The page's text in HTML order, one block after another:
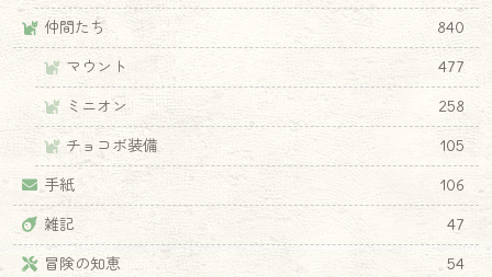
仲間たち
840
マウント
477
ミニオン
258
チョコボ装備
105
手紙
106
雑記
47
冒険の知恵
54